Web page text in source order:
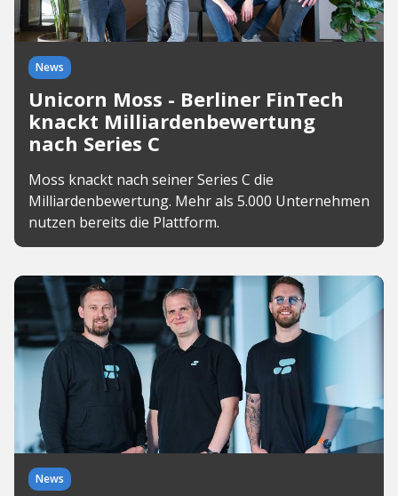
News
Unicorn Moss - Berliner FinTech
knackt Milliardenbewertung
nach Series C
Moss knackt nach seiner Series C die
Milliardenbewertung. Mehr als 5.000 Unternehmen
nutzen bereits die Plattform.
News